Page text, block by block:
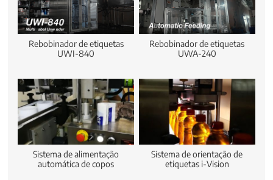
Rebobinador de etiquetas
UWI-840
Rebobinador de etiquetas
UWA-240
Sistema de alimentação
automática de copos
Sistema de orientação de
etiquetas i-Vision